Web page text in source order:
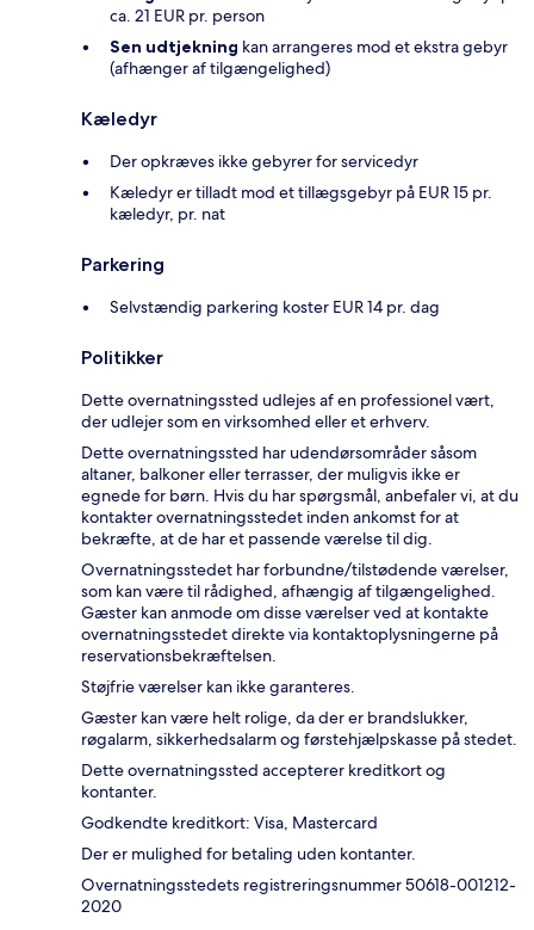
ca. 21 EUR pr. person
Sen udtjekning kan arrangeres mod et ekstra gebyr
(afhænger af tilgængelighed)
Kæledyr
Der opkræves ikke gebyrer for servicedyr
Kæledyr er tilladt mod et tillægsgebyr på EUR 15 pr.
kæledyr, pr. nat
Parkering
Selvstændig parkering koster EUR 14 pr. dag
Politikker
Dette overnatningssted udlejes af en professionel vært,
der udlejer som en virksomhed eller et erhverv.
Dette overnatningssted har udendørsområder såsom
altaner, balkoner eller terrasser, der muligvis ikke er
egnede for børn. Hvis du har spørgsmål, anbefaler vi, at du
kontakter overnatningsstedet inden ankomst for at
bekræfte, at de har et passende værelse til dig.
Overnatningsstedet har forbundne/tilstødende værelser,
som kan være til rådighed, afhængig af tilgængelighed.
Gæster kan anmode om disse værelser ved at kontakte
overnatningsstedet direkte via kontaktoplysningerne på
reservationsbekræftelsen.
Støjfrie værelser kan ikke garanteres.
Gæster kan være helt rolige, da der er brandslukker,
røgalarm, sikkerhedsalarm og førstehjælpskasse på stedet.
Dette overnatningssted accepterer kreditkort og
kontanter.
Godkendte kreditkort: Visa, Mastercard
Der er mulighed for betaling uden kontanter.
Overnatningsstedets registreringsnummer 50618-001212-
2020